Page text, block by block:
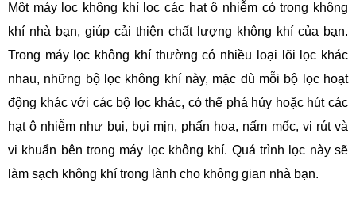
Một máy lọc không khí lọc các hạt ô nhiễm có trong không
khí nhà bạn, giúp cải thiện chất lượng không khí của bạn.
Trong máy lọc không khí thường có nhiều loại lõi lọc khác
nhau, những bộ lọc không khí này, mặc dù mỗi bộ lọc hoạt
động khác với các bộ lọc khác, có thể phá hủy hoặc hút các
hạt ô nhiễm như bụi, bụi mịn, phấn hoa, nấm mốc, vi rút và
vi khuẩn bên trong máy lọc không khí. Quá trình lọc này sẽ
làm sạch không khí trong lành cho không gian nhà bạn.